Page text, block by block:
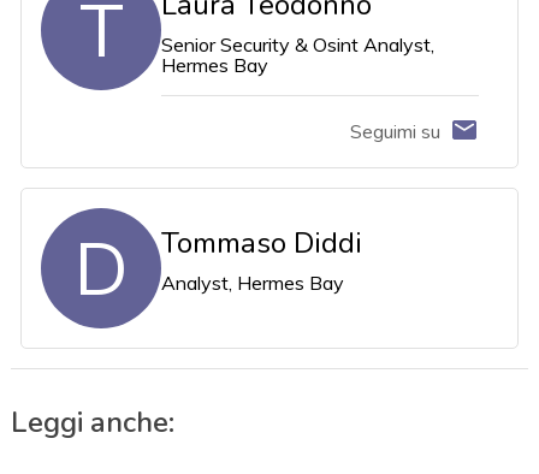
T
Senior Security & Osint Analyst,
Hermes Bay
Seguimi su
D Tommaso Diddi
Analyst, Hermes Bay
Leggi anche: